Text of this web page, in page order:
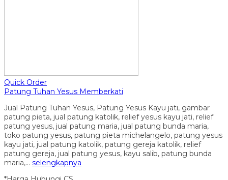
Quick Order
Patung Tuhan Yesus Memberkati
Jual Patung Tuhan Yesus, Patung Yesus Kayu jati, gambar
patung pieta, jual patung katolik, relief yesus kayu jati, relief
patung yesus, jual patung maria, jual patung bunda maria,
toko patung yesus, patung pieta michelangelo, patung yesus
kayu jati, jual patung katolik, patung gereja katolik, relief
patung gereja, jual patung yesus, kayu salib, patung bunda
maria,… selengkapnya